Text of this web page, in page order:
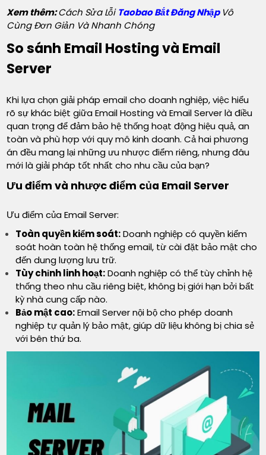
Xem thêm:Cách Sửa LỗiTaobao Bắt Đăng Nhập Vô
Cùng Đơn Giản Và Nhanh Chóng
So sánh Email Hosting và Email
Server
Khi lựa chọn giải pháp email cho doanh nghiệp, việc hiểu
rõ sự khác biệt giữa Email Hosting và Email Server là điều
quan trọng để đảm bảo hệ thống hoạt động hiệu quả, an
toàn và phù hợp với quy mô kinh doanh. Cả hai phương
án đều mang lại những ưu nhược điểm riêng, nhưng đâu
mới là giải pháp tốt nhất cho nhu cầu của bạn?
Ưu điểm và nhược điểm của Email Server
Ưu điểm của Email Server:
Toàn quyền kiểm soát:Doanh nghiệp có quyền kiểm
soát hoàn toàn hệ thống email, từ cài đặt bảo mật cho
đến dung lượng lưu trữ.
Tùy chỉnh linh hoạt:Doanh nghiệp có thể tùy chỉnh hệ
thống theo nhu cầu riêng biệt, không bị giới hạn bởi bất
kỳ nhà cung cấp nào.
Bảo mật cao:Email Server nội bộ cho phép doanh
nghiệp tự quản lý bảo mật, giúp dữ liệu không bị chia sẻ
với bên thứ ba.